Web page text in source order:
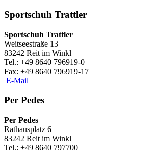
Sportschuh Trattler
Sportschuh Trattler
Weitseestraße 13
83242 Reit im Winkl
Tel.: +49 8640 796919-0
​Fax: +49 8640 796919-17
E-Mail
Per Pedes
Per Pedes
Rathausplatz 6
83242 Reit im Winkl
Tel.: +49 8640 797700